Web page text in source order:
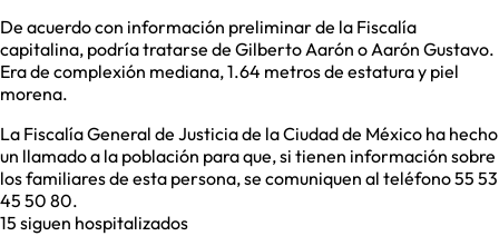
De acuerdo con información preliminar de la Fiscalía
capitalina, podría tratarse de Gilberto Aarón o Aarón Gustavo.
Era de complexión mediana, 1.64 metros de estatura y piel
morena.
La Fiscalía General de Justicia de la Ciudad de México ha hecho
un llamado a la población para que, si tienen información sobre
los familiares de esta persona, se comuniquen al teléfono 55 53
45 50 80.
15 siguen hospitalizados